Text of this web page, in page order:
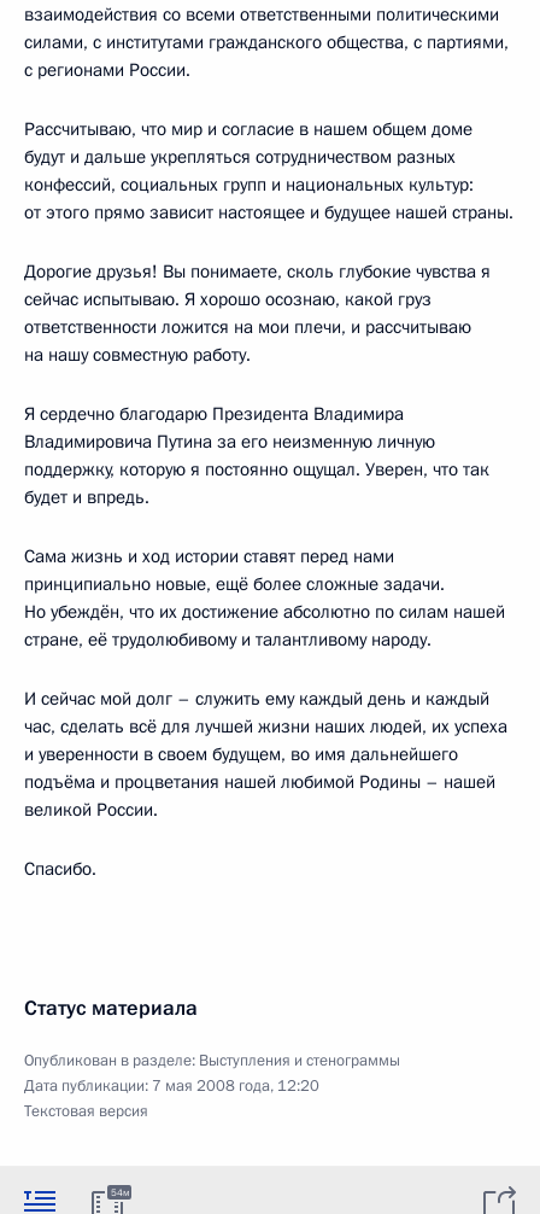
взаимодействия со всеми ответственными политическими
силами, с институтами гражданского общества, с партиями,
с регионами России.
Рассчитываю, что мир и согласие в нашем общем доме
будут и дальше укрепляться сотрудничеством разных
конфессий, социальных групп и национальных культур:
от этого прямо зависит настоящее и будущее нашей страны.
Дорогие друзья! Вы понимаете, сколь глубокие чувства я
сейчас испытываю. Я хорошо осознаю, какой груз
ответственности ложится на мои плечи, и рассчитываю
на нашу совместную работу.
Я сердечно благодарю Президента Владимира
Владимировича Путина за его неизменную личную
поддержку, которую я постоянно ощущал. Уверен, что так
будет и впредь.
Сама жизнь и ход истории ставят перед нами
принципиально новые, ещё более сложные задачи.
Но убеждён, что их достижение абсолютно по силам нашей
стране, её трудолюбивому и талантливому народу.
И сейчас мой долг – служить ему каждый день и каждый
час, сделать всё для лучшей жизни наших людей, их успеха
и уверенности в своем будущем, во имя дальнейшего
подъёма и процветания нашей любимой Родины – нашей
великой России.
Спасибо.
Статус материала
Опубликован в разделе: Выступления и стенограммы
Дата публикации: 7 мая 2008 года, 12:20
Текстовая версия
54м